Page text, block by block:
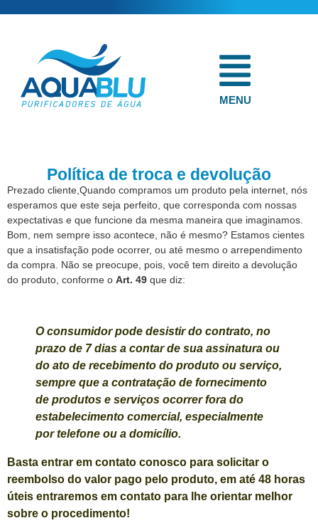
MENU
Política de troca e devolução
Prezado cliente,Quando compramos um produto pela internet, nós
esperamos que este seja perfeito, que corresponda com nossas
expectativas e que funcione da mesma maneira que imaginamos.
Bom, nem sempre isso acontece, não é mesmo? Estamos cientes
que a insatisfação pode ocorrer, ou até mesmo o arrependimento
da compra. Não se preocupe, pois, você tem direito a devolução
do produto, conforme o Art. 49 que diz:
O consumidor pode desistir do contrato, no
prazo de 7 dias a contar de sua assinatura ou
do ato de recebimento do produto ou serviço,
sempre que a contratação de fornecimento
de produtos e serviços ocorrer fora do
estabelecimento comercial, especialmente
por telefone ou a domicílio.
Basta entrar em contato conosco para solicitar o
reembolso do valor pago pelo produto, em até 48 horas
úteis entraremos em contato para lhe orientar melhor
sobre o procedimento!